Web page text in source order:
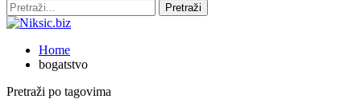
Home
bogatstvo
Pretraži po tagovima